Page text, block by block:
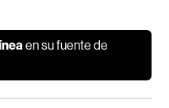
en su fuente de